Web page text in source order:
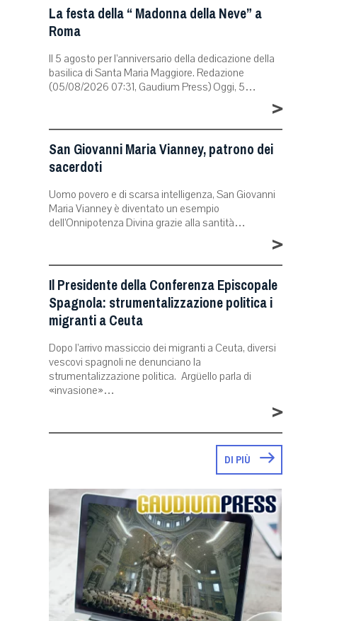
La festa della “ Madonna della Neve” a
Roma
Il 5 agosto per l’anniversario della dedicazione della
basilica di Santa Maria Maggiore. Redazione
(05/08/2026 07:31, Gaudium Press) Oggi, 5…
>
San Giovanni Maria Vianney, patrono dei
sacerdoti
Uomo povero e di scarsa intelligenza, San Giovanni
Maria Vianney è diventato un esempio
dell’Onnipotenza Divina grazie alla santità…
>
Il Presidente della Conferenza Episcopale
Spagnola: strumentalizzazione politica i
migranti a Ceuta
Dopo l’arrivo massiccio dei migranti a Ceuta, diversi
vescovi spagnoli ne denunciano la
strumentalizzazione politica. Argüello parla di
«invasione»…
>
DI PIÙ